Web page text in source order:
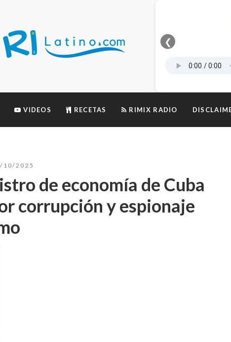
❮
VIDEOS RECETAS RIMIX RADIO
10/2025
de economía de Cuba
corrupción y espionaje